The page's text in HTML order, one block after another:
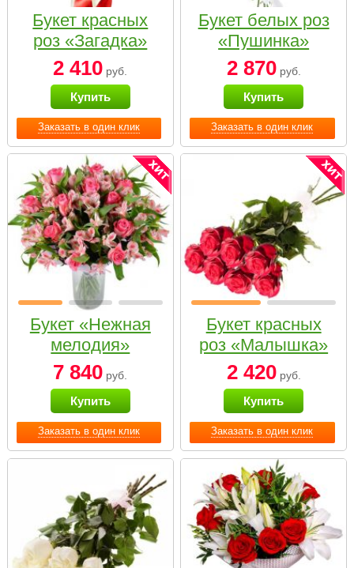
Заказать в один клик
Букет красных
роз «Загадка»
2 410 руб.
Купить
Заказать в один клик
Букет белых роз
«Пушинка»
2 870руб.
Купить
Заказать в один клик
Букет «Нежная
мелодия»
7 840 руб.
Купить
Заказать в один клик
Букет красных
роз «Малышка»
2 420руб.
Купить